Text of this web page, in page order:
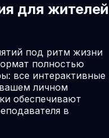
для жителей
под ритм жизни
полностью
все интерактивные
личном
обеспечивают
в